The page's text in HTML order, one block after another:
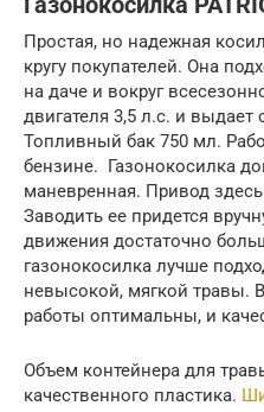
Простая, но надежная
кругу покупателей. Она
на даче и вокруг
двигателя 3,5 л.с. и
Топливный бак 750 мл.
бензине. Газонокосилка
маневренная. Привод
Заводить ее придется
движения достаточно
газонокосилка лучше
невысокой, мягкой травы.
работы оптимальны, и
Объем контейнера для
качественного пластика.